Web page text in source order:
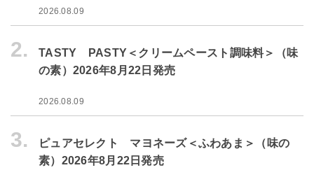
2026.08.09
2.
TASTY PASTY＜クリームペースト調味料＞（味
の素）2026年8月22日発売
2026.08.09
3.
ピュアセレクト マヨネーズ＜ふわあま＞（味の
素）2026年8月22日発売